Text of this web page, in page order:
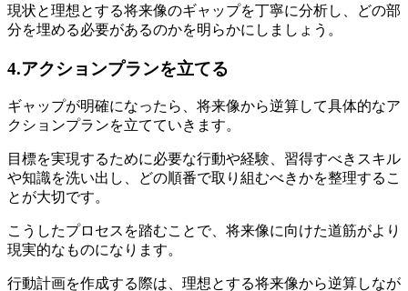
現状と理想とする将来像のギャップを丁寧に分析し、どの部
分を埋める必要があるのかを明らかにしましょう。
4.アクションプランを立てる
ギャップが明確になったら、将来像から逆算して具体的なア
クションプランを立てていきます。
目標を実現するために必要な行動や経験、習得すべきスキル
や知識を洗い出し、どの順番で取り組むべきかを整理するこ
とが大切です。
こうしたプロセスを踏むことで、将来像に向けた道筋がより
現実的なものになります。
行動計画を作成する際は、理想とする将来像から逆算しなが